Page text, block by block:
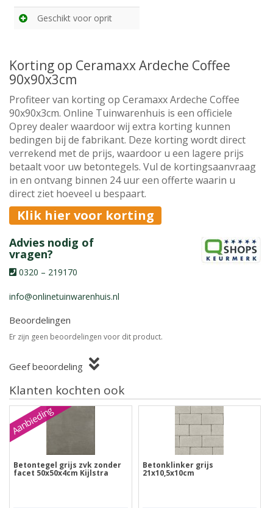
Geschikt voor oprit
Korting op Ceramaxx Ardeche Coffee
90x90x3cm
Profiteer van korting op Ceramaxx Ardeche Coffee
90x90x3cm. Online Tuinwarenhuis is een officiele
Oprey dealer waardoor wij extra korting kunnen
bedingen bij de fabrikant. Deze korting wordt direct
verrekend met de prijs, waardoor u een lagere prijs
betaalt voor uw betontegels. Vul de kortingsaanvraag
in en ontvang binnen 24 uur een offerte waarin u
direct ziet hoeveel u bespaart.
Klik hier voor korting
Advies nodig of
vragen?
0320 – 219170
info@onlinetuinwarenhuis.nl
Beoordelingen
Er zijn geen beoordelingen voor dit product.
Geef beoordeling
Klanten kochten ook
Aanbieding
Betontegel grijs zvk zonder
facet 50x50x4cm Kijlstra
Betonklinker grijs
21x10,5x10cm